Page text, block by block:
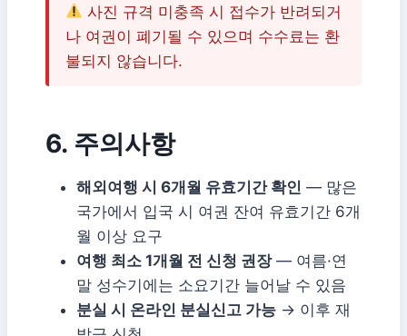
사진 규격 미충족 시 접수가 반려되거
나 여권이 폐기될 수 있으며 수수료는 환
불되지 않습니다.
6. 주의사항
해외여행 시 6개월 유효기간 확인 — 많은
국가에서 입국 시 여권 잔여 유효기간 6개
월 이상 요구
여행 최소 1개월 전 신청 권장— 여름·연
말 성수기에는 소요기간 늘어날 수 있음
분실 시 온라인 분실신고 가능 → 이후 재